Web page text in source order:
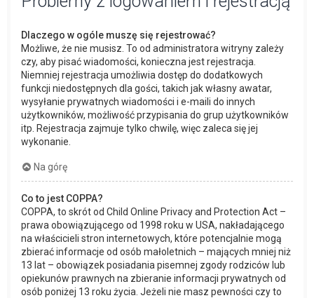
Dlaczego w ogóle muszę się rejestrować?
Możliwe, że nie musisz. To od administratora witryny zależy
czy, aby pisać wiadomości, konieczna jest rejestracja.
Niemniej rejestracja umożliwia dostęp do dodatkowych
funkcji niedostępnych dla gości, takich jak własny awatar,
wysyłanie prywatnych wiadomości i e-maili do innych
użytkowników, możliwość przypisania do grup użytkowników
itp. Rejestracja zajmuje tylko chwilę, więc zaleca się jej
wykonanie.
Na górę
Co to jest COPPA?
COPPA, to skrót od Child Online Privacy and Protection Act –
prawa obowiązującego od 1998 roku w USA, nakładającego
na właścicieli stron internetowych, które potencjalnie mogą
zbierać informacje od osób małoletnich – mających mniej niż
13 lat – obowiązek posiadania pisemnej zgody rodziców lub
opiekunów prawnych na zbieranie informacji prywatnych od
osób poniżej 13 roku życia. Jeżeli nie masz pewności czy to